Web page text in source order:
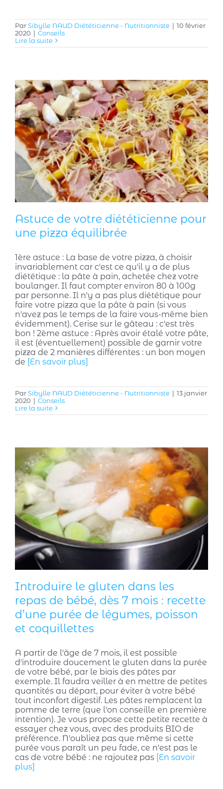
ParSibylle NAUD Diététicienne - Nutritionniste | 10 février
2020 | Conseils
Lire la suite
Astuce de votre diététicienne pour
une pizza équilibrée
1ère astuce : La base de votre pizza, à choisir
invariablement car c'est ce qu'il y a de plus
diététique : la pâte à pain, achetée chez votre
boulanger. Il faut compter environ 80 à 100g
par personne. Il n'y a pas plus diététique pour
faire votre pizza que la pâte à pain (si vous
n'avez pas le temps de la faire vous-même bien
évidemment). Cerise sur le gâteau : c'est très
bon ! 2ème astuce : Après avoir étalé votre pâte,
il est (éventuellement) possible de garnir votre
pizza de 2 manières différentes : un bon moyen
de [En savoir plus]
ParSibylle NAUD Diététicienne - Nutritionniste | 13 janvier
2020 | Conseils
Lire la suite
Introduire le gluten dans les
repas de bébé, dès 7 mois : recette
d’une purée de légumes, poisson
et coquillettes
A partir de l'âge de 7 mois, il est possible
d'introduire doucement le gluten dans la purée
de votre bébé, par le biais des pâtes par
exemple. Il faudra veiller à en mettre de petites
quantités au départ, pour éviter à votre bébé
tout inconfort digestif. Les pâtes remplacent la
pomme de terre (que l'on conseille en première
intention). Je vous propose cette petite recette à
essayer chez vous, avec des produits BIO de
préférence. N'oubliez pas que même si cette
purée vous paraît un peu fade, ce n'est pas le
cas de votre bébé : ne rajoutez pas [En savoir
plus]